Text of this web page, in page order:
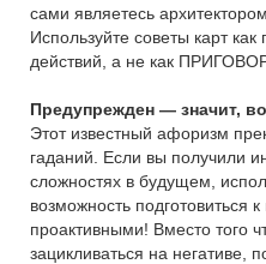
сами являетесь
Используйте советы карт
действий, а не как
Предупрежден — значит,
Этот известный афоризм
гаданий. Если вы получили
сложностях в будущем,
возможность подготовиться
проактивными! Вместо того
зацикливаться на негативе,